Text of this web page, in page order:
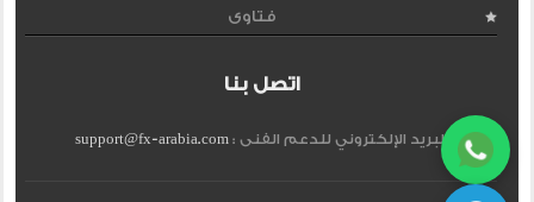
فتاوى
اتصل بنا
البريد الإلكتروني للدعم الفنى :support@fx-arabia.com